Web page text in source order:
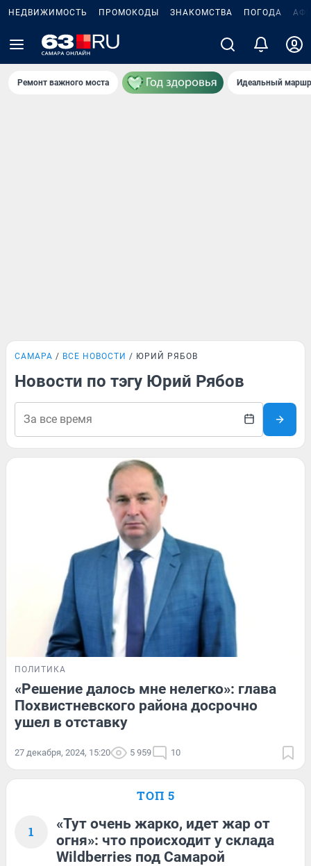
НЕДВИЖИМОСТЬ ПРОМОКОДЫ ЗНАКОМСТВА ПОГОДА
Ремонт важного моста Идеальный
САМАРА ВСЕ НОВОСТИ ЮРИЙ РЯБОВ
Новости по тэгу Юрий Рябов
ПОЛИТИКА
«Решение далось мне нелегко»: глава
Похвистневского района досрочно
ушел в отставку
27 декабря, 2024, 15:20 5 959 10
ТОП 5
1
«Тут очень жарко, идет жар от
огня»: что происходит у склада
Wildberries под Самарой